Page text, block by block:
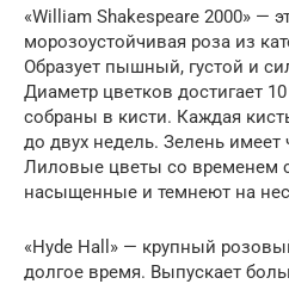
«William Shakespeare 2000» —
морозоустойчивая роза из
Образует пышный, густой и
Диаметр цветков достигает
собраны в кисти. Каждая
до двух недель. Зелень имеет
Лиловые цветы со временем
насыщенные и темнеют на
«Hyde Hall» — крупный
долгое время. Выпускает